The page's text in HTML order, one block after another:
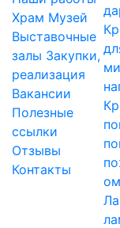
Храм Музей
Выставочные
залы Закупки,
реализация
Вакансии
Полезные
ссылки
Отзывы
Контакты